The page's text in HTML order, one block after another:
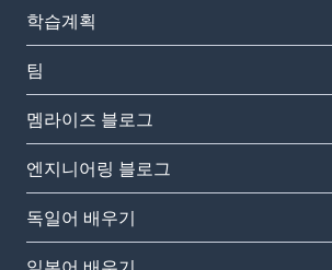
학습계획
팀
멤라이즈 블로그
엔지니어링 블로그
독일어 배우기